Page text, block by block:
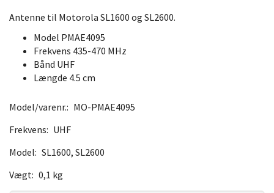
Antenne til Motorola SL1600 og SL2600.
Model PMAE4095
Frekvens 435-470 MHz
Bånd UHF
Længde 4.5 cm
Model/varenr.: MO-PMAE4095
Frekvens: UHF
Model: SL1600, SL2600
Vægt: 0,1 kg